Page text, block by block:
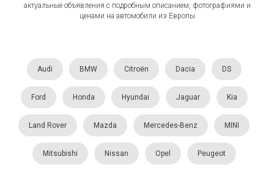
актуальные объявления с подробным описанием, фотографиями и
ценами на автомобили из Европы
Audi BMW Citroën Dacia DS
Ford Honda Hyundai Jaguar Kia
Land Rover Mazda Mercedes-Benz MINI
Mitsubishi Nissan Opel Peugeot